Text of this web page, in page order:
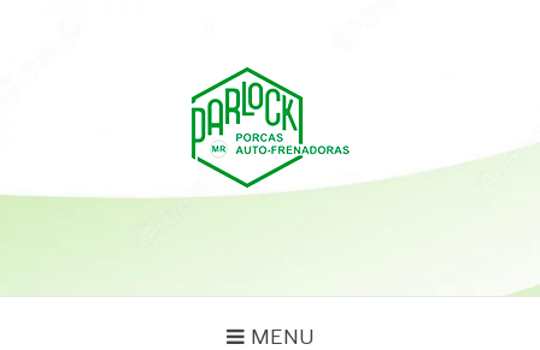
MENU